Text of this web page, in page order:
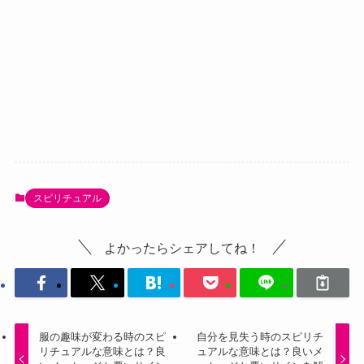
スピリチュアル
よかったらシェアしてね！
服の趣味が変わる時のスピ
リチュアルな意味とは？良
自分を見失う時のスピリチ
ュアルな意味とは？良いメ